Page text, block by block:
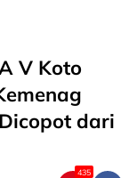
V Koto
dari
435